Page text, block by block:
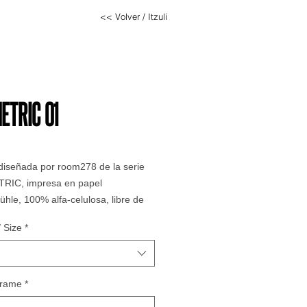
01
por room278 de la serie
impresa en papel
100% alfa-celulosa, libre de
sin filigrana ni marca de agua.
OPCIONAL
ancho de madera natural con
de 3mm.
Size *
*
<< Volver / Itzuli